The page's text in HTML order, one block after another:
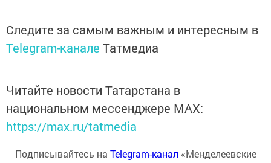
Следите за самым важным и интересным в
Telegram-канале Татмедиа
Читайте новости Татарстана в
национальном мессенджере MАХ:
https://max.ru/tatmedia
Подписывайтесь на Telegram-канал «Менделеевские